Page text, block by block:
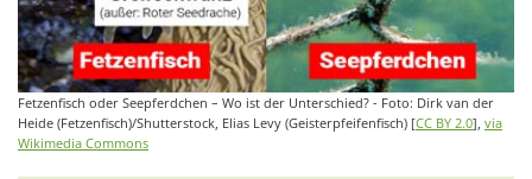
Fetzenfisch oder Seepferdchen – Wo ist der Unterschied? - Foto: Dirk van der
Heide (Fetzenfisch)/Shutterstock, Elias Levy (Geisterpfeifenfisch) [CC BY 2.0], via
Wikimedia Commons